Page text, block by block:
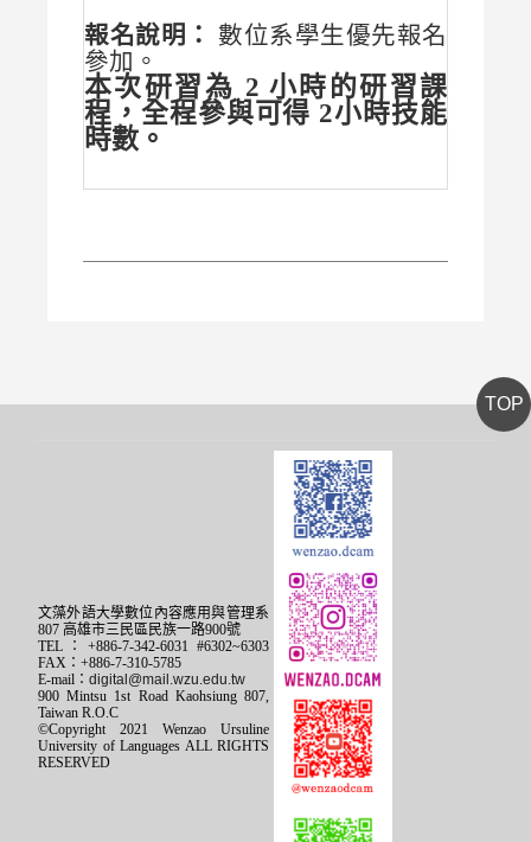
報名說明：
數位系學生優先報名
參加。
本次研習為 2 小時的研習課
程，全程參與可得 2小時技能
時數。
文藻外語大學數位內容應用與管理系
807 高雄市三民區民族一路900號
TEL：+886-7-342-6031 #6302~6303
FAX：+886-7-310-5785
E-mail： digital@mail.wzu.edu.tw
900 Mintsu 1st Road Kaohsiung 807,
Taiwan R.O.C
©Copyright 2021 Wenzao Ursuline
University of Languages ALL RIGHTS
RESERVED
TOP